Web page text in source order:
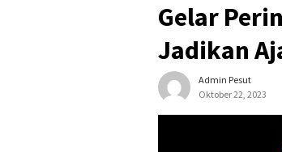
Gelar
Jadikan
Admin Pesut
Oktober 22, 2023